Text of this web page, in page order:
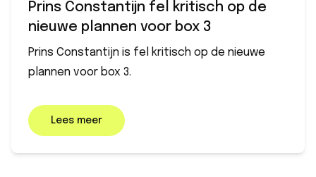
Prins Constantijn fel kritisch op de
nieuwe plannen voor box 3
Prins Constantijn is fel kritisch op de nieuwe
plannen voor box 3.
Lees meer